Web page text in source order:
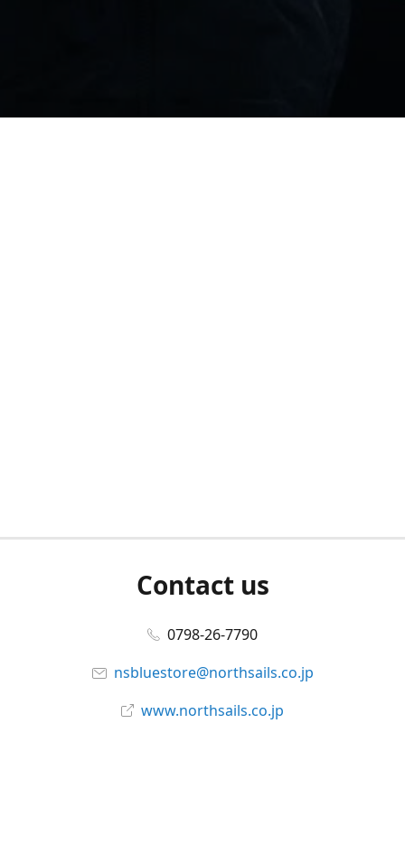
Contact us
0798-26-7790
nsbluestore@northsails.co.jp
www.northsails.co.jp